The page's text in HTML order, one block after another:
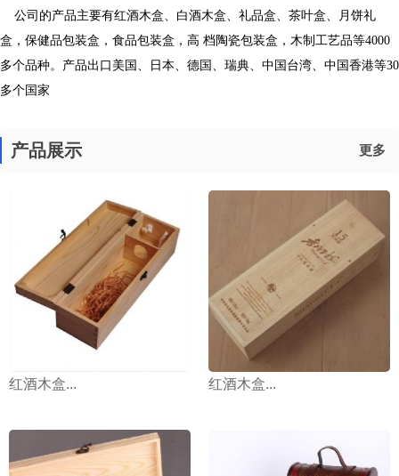
公司的产品主要有红酒木盒、白酒木盒、礼品盒、茶叶盒、月饼礼
盒，保健品包装盒，食品包装盒，高 档陶瓷包装盒，木制工艺品等4000
多个品种。产品出口美国、日本、德国、瑞典、中国台湾、中国香港等30
多个国家
产品展示 更多
红酒木盒... 红酒木盒...